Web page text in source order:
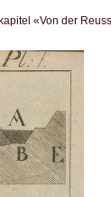
«Von der